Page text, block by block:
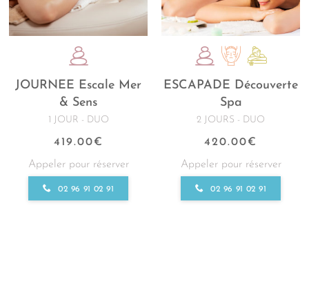
JOURNEE Escale Mer
& Sens
1 JOUR - DUO
419.00€
Appeler pour réserver
02 96 91 02 91
ESCAPADE Découverte
Spa
2 JOURS - DUO
420.00€
Appeler pour réserver
02 96 91 02 91